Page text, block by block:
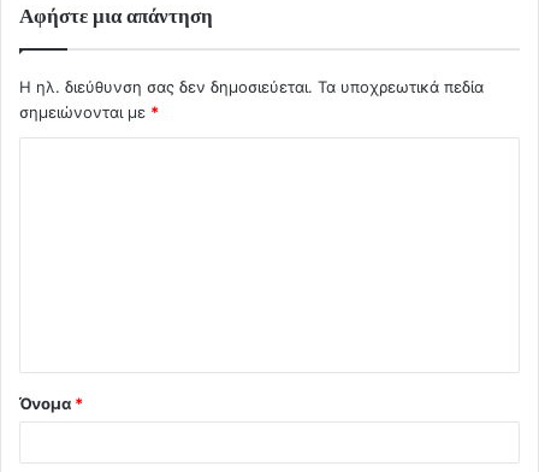
Αφήστε μια απάντηση
Η ηλ. διεύθυνση σας δεν δημοσιεύεται. Τα υποχρεωτικά πεδία
σημειώνονται με *
*
Όνομα *